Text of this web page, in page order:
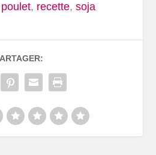
poulet, recette,soja